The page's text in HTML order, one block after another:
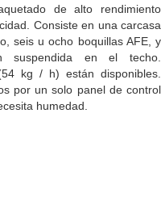
de alto rendimiento
Consiste en una carcasa
seis u ocho boquillas AFE, y
suspendida en el techo.
kg / h) están disponibles.
por un solo panel de control
humedad.